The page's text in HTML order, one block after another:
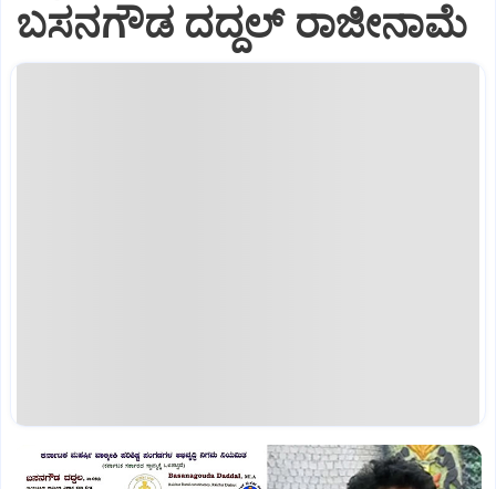
ಬಸನಗೌಡ ದದ್ದಲ್ ರಾಜೀನಾಮೆ